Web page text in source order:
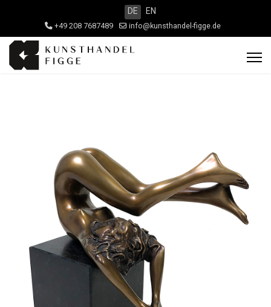
DE EN
+49 208 7687489 info@kunsthandel-figge.de